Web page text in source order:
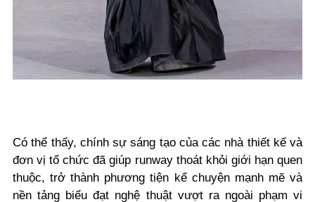
Có thể thấy, chính sự sáng tạo của các nhà thiết kế và
đơn vị tổ chức đã giúp runway thoát khỏi giới hạn quen
thuộc, trở thành phương tiện kể chuyện mạnh mẽ và
nền tảng biểu đạt nghệ thuật vượt ra ngoài phạm vi